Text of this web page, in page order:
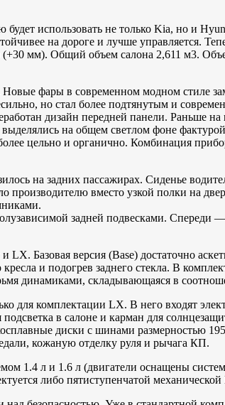
использовать не только Kia, но и
на дороге и лучше
мм). Общий объем салона 2,611 м3.
фары в современном модном стиле
но стал более подтянутым и
дизайн передней панели. Раньше
на общем светлом фоне
цельно и органично. Комбинация
на задних пассажирах. Сиденье
вместо узкой полки на
задней подвесками.
Базовая версия (Base) достаточно
и подогрев заднего стекла. В
динамиками, складывающаяся в
для комплектации LX. В него входят
в салоне и карман для
диски с шинами размерностью
кожаную отделку руля и рычага КП.
1.4 л и 1.6 л (двигатели оснащены
либо пятиступенчатой